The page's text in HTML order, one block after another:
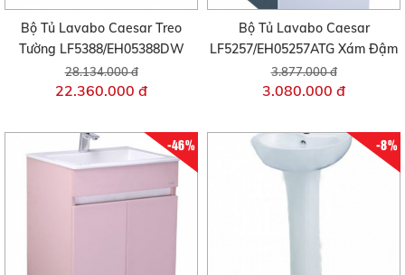
Bộ Tủ Lavabo Caesar Treo
Tường LF5388/EH05388DW
28.134.000 đ
22.360.000 đ
Bộ Tủ Lavabo Caesar
LF5257/EH05257ATG Xám Đậm
3.877.000 đ
3.080.000 đ
-46% -8%